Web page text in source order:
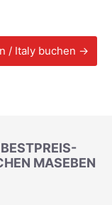
/ Italy buchen →
MASEBEN